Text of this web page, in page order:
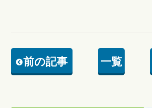
前の記事 一覧